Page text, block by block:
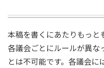
本稿を書くにあたりもっと
各議会ごとにルールが異な
とは不可能です。各議会